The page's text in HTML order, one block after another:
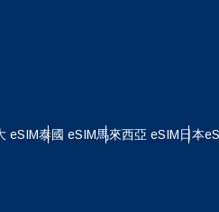
eSIM泰國 eSIM馬來西亞 eSIM日本